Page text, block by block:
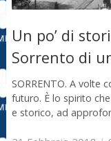
Un po’ di
Sorrento di
SORRENTO. A volte
futuro. È lo spirito
e storico, ad